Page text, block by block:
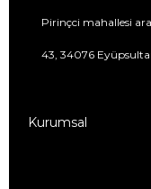
Pirinçci mahallesi
43, 34076
Kurumsal